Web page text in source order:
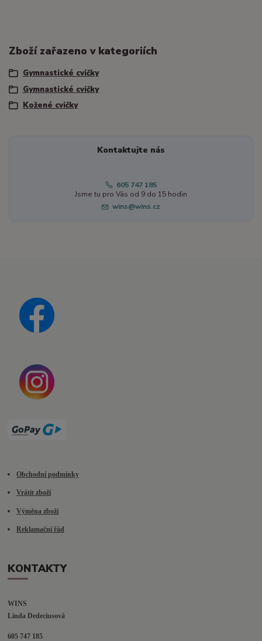
Zboží zařazeno v kategoriích
Gymnastické cvičky
Gymnastické cvičky
Kožené cvičky
Kontaktujte nás
605 747 185
Jsme tu pro Vás od 9 do 15 hodin
wins@wins.cz
Obchodní podmínky
Vrátit zboží
Výměna zboží
Reklamační řád
KONTAKTY
WINS
Linda Dedeciusová
605 747 185